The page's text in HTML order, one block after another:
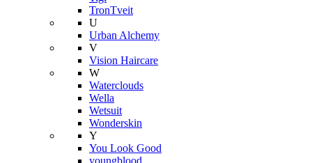
TronTveit
U
Urban Alchemy
V
Vision Haircare
W
Waterclouds
Wella
Wetsuit
Wonderskin
Y
You Look Good
youngblood